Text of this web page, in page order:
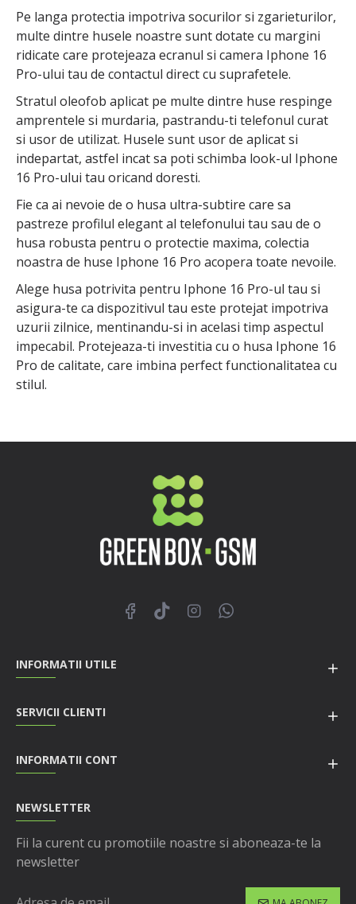
Pe langa protectia impotriva socurilor si zgarieturilor,
multe dintre husele noastre sunt dotate cu margini
ridicate care protejeaza ecranul si camera Iphone 16
Pro-ului tau de contactul direct cu suprafetele.
Stratul oleofob aplicat pe multe dintre huse respinge
amprentele si murdaria, pastrandu-ti telefonul curat
si usor de utilizat. Husele sunt usor de aplicat si
indepartat, astfel incat sa poti schimba look-ul Iphone
16 Pro-ului tau oricand doresti.
Fie ca ai nevoie de o husa ultra-subtire care sa
pastreze profilul elegant al telefonului tau sau de o
husa robusta pentru o protectie maxima, colectia
noastra de huse Iphone 16 Pro acopera toate nevoile.
Alege husa potrivita pentru Iphone 16 Pro-ul tau si
asigura-te ca dispozitivul tau este protejat impotriva
uzurii zilnice, mentinandu-si in acelasi timp aspectul
impecabil. Protejeaza-ti investitia cu o husa Iphone 16
Pro de calitate, care imbina perfect functionalitatea cu
stilul.
INFORMATII UTILE
SERVICII CLIENTI
INFORMATII CONT
NEWSLETTER
Fii la curent cu promotiile noastre si aboneaza-te la
newsletter